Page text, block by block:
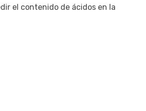
el contenido de ácidos en la